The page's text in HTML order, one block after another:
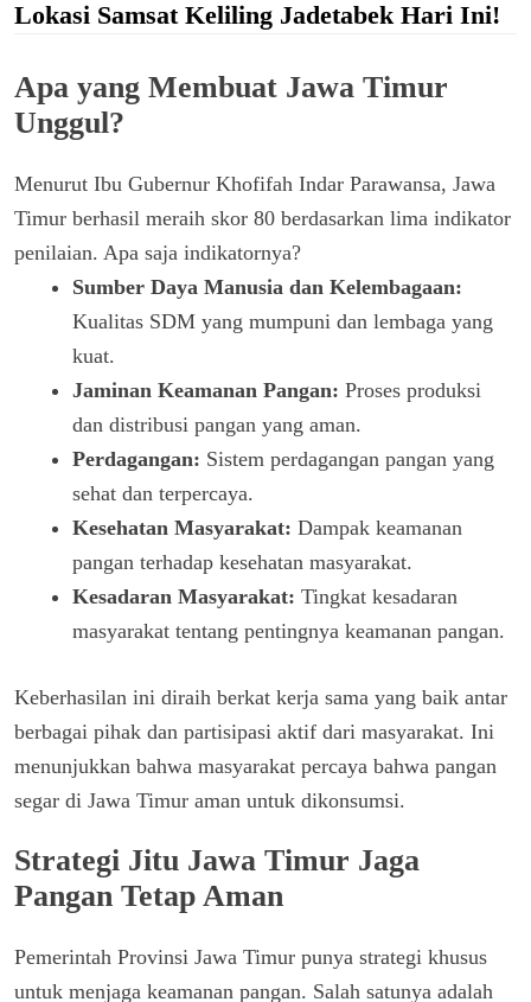
Lokasi Samsat Keliling Jadetabek Hari Ini!
Apa yang Membuat Jawa Timur
Unggul?
Menurut Ibu Gubernur Khofifah Indar Parawansa, Jawa
Timur berhasil meraih skor 80 berdasarkan lima indikator
penilaian. Apa saja indikatornya?
Sumber Daya Manusia dan Kelembagaan:
Kualitas SDM yang mumpuni dan lembaga yang
kuat.
Jaminan Keamanan Pangan: Proses produksi
dan distribusi pangan yang aman.
Perdagangan: Sistem perdagangan pangan yang
sehat dan terpercaya.
Kesehatan Masyarakat: Dampak keamanan
pangan terhadap kesehatan masyarakat.
Kesadaran Masyarakat: Tingkat kesadaran
masyarakat tentang pentingnya keamanan pangan.
Keberhasilan ini diraih berkat kerja sama yang baik antar
berbagai pihak dan partisipasi aktif dari masyarakat. Ini
menunjukkan bahwa masyarakat percaya bahwa pangan
segar di Jawa Timur aman untuk dikonsumsi.
Strategi Jitu Jawa Timur Jaga
Pangan Tetap Aman
Pemerintah Provinsi Jawa Timur punya strategi khusus
untuk menjaga keamanan pangan. Salah satunya adalah